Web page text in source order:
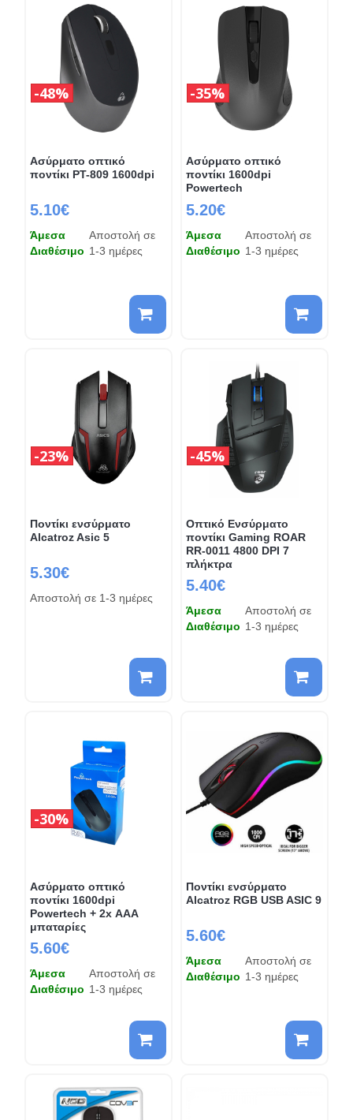
Ασύρματο οπτικό
ποντίκι PT-809 1600dpi
5.10€
48%
Άμεσα
Διαθέσιμο
Αποστολή σε
1-3 ημέρες
Ασύρματο οπτικό
ποντίκι 1600dpi
Powertech
5.20€
35%
Άμεσα
Διαθέσιμο
Αποστολή σε
1-3 ημέρες
Ποντίκι ενσύρματο
Alcatroz Asic 5
5.30€
23%
Αποστολή σε 1-3 ημέρες
Οπτικό Ενσύρματο
ποντίκι Gaming ROAR
RR-0011 4800 DPI 7
πλήκτρα
5.40€
45%
Άμεσα
Διαθέσιμο
Αποστολή σε
1-3 ημέρες
Ασύρματο οπτικό
ποντίκι 1600dpi
Powertech + 2x ΑΑΑ
μπαταρίες
5.60€
30%
Άμεσα
Διαθέσιμο
Αποστολή σε
1-3 ημέρες
Ποντίκι ενσύρματο
Alcatroz RGB USB ASIC 9
5.60€
Άμεσα
Διαθέσιμο
Αποστολή σε
1-3 ημέρες